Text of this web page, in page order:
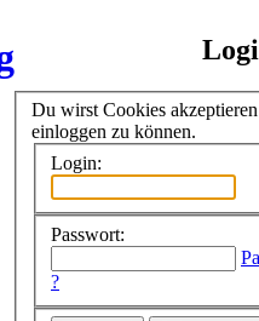
Du wirst Cookies
einloggen zu können.
Login:
Passwort:
?